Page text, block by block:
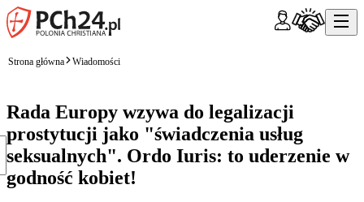
Strona główna Wiadomości
Rada Europy wzywa do legalizacji
prostytucji jako "świadczenia usług
seksualnych". Ordo Iuris: to uderzenie w
godność kobiet!